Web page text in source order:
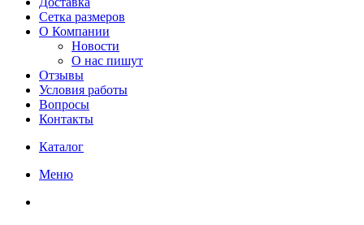
Сетка размеров
О Компании
Новости
О нас пишут
Отзывы
Условия работы
Вопросы
Контакты
Каталог
Меню